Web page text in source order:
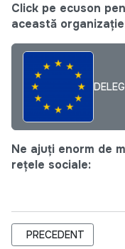
Click pe ecuson
această
Ne ajuți enorm de
rețele sociale:
ARTICOL
PRECEDENT